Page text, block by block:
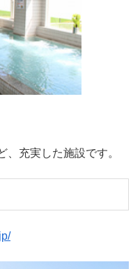
、充実した施設です。